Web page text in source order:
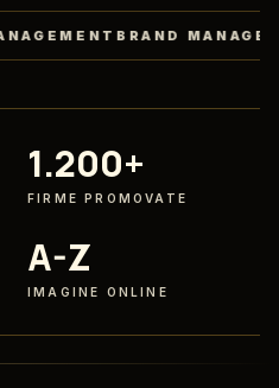
BRAND MANAGEMENTAI
1.200+
FIRME PROMOVATE
A-Z
IMAGINE ONLINE